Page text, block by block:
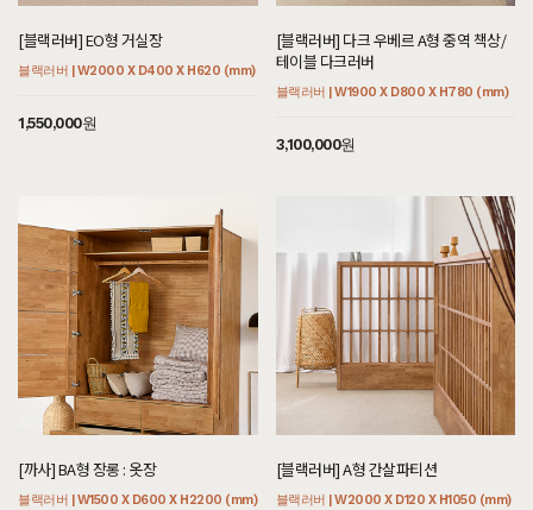
[블랙러버] EO형 거실장
블랙러버 | W2000 X D400 X H620 (mm)
1,550,000원
[블랙러버] 다크 우베르 A형 중역 책상/
테이블 다크러버
블랙러버 | W1900 X D800 X H780 (mm)
3,100,000원
[까사] BA형 장롱 : 옷장
블랙러버 | W1500 X D600 X H2200 (mm)
[블랙러버] A형 간살파티션
블랙러버 | W2000 X D120 X H1050 (mm)